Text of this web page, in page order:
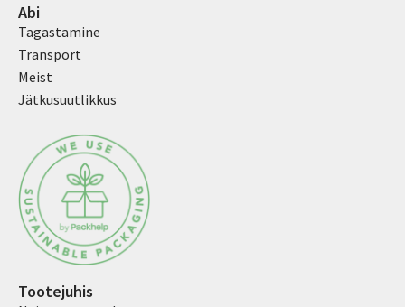
Abi
Tagastamine
Transport
Meist
Jätkusuutlikkus
Tootejuhis